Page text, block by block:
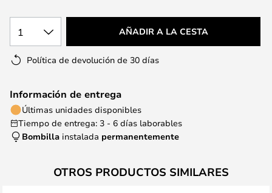
1 AÑADIR A LA CESTA
Política de devolución de 30 días
Información de entrega
Últimas unidades disponibles
Tiempo de entrega: 3 - 6 días laborables
Bombilla instalada permanentemente
OTROS PRODUCTOS SIMILARES